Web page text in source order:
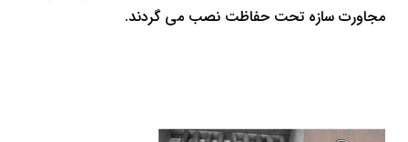
مجاورت سازه تحت حفاظت نصب می گردند.